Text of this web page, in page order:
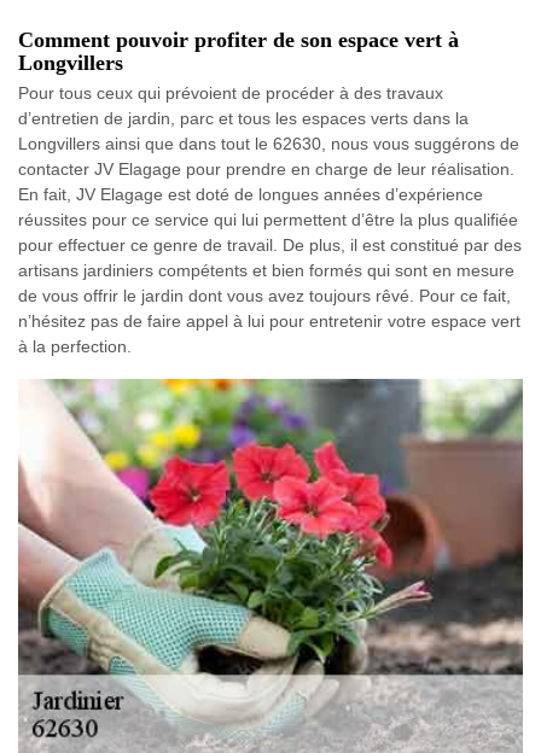
Comment pouvoir profiter de son espace vert à
Longvillers
Pour tous ceux qui prévoient de procéder à des travaux
d’entretien de jardin, parc et tous les espaces verts dans la
Longvillers ainsi que dans tout le 62630, nous vous suggérons de
contacter JV Elagage pour prendre en charge de leur réalisation.
En fait, JV Elagage est doté de longues années d’expérience
réussites pour ce service qui lui permettent d’être la plus qualifiée
pour effectuer ce genre de travail. De plus, il est constitué par des
artisans jardiniers compétents et bien formés qui sont en mesure
de vous offrir le jardin dont vous avez toujours rêvé. Pour ce fait,
n’hésitez pas de faire appel à lui pour entretenir votre espace vert
à la perfection.